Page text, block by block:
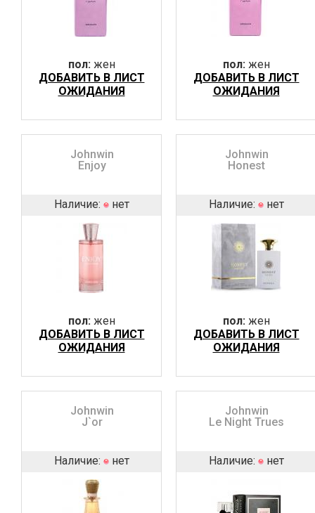
пол: жен
ДОБАВИТЬ В ЛИСТ
ОЖИДАНИЯ
пол: жен
ДОБАВИТЬ В ЛИСТ
ОЖИДАНИЯ
Johnwin
Enjoy
Наличие: нет
пол: жен
ДОБАВИТЬ В ЛИСТ
ОЖИДАНИЯ
Johnwin
Honest
Наличие: нет
пол: жен
ДОБАВИТЬ В ЛИСТ
ОЖИДАНИЯ
Johnwin
J`or
Наличие: нет
Johnwin
Le Night Trues
Наличие: нет